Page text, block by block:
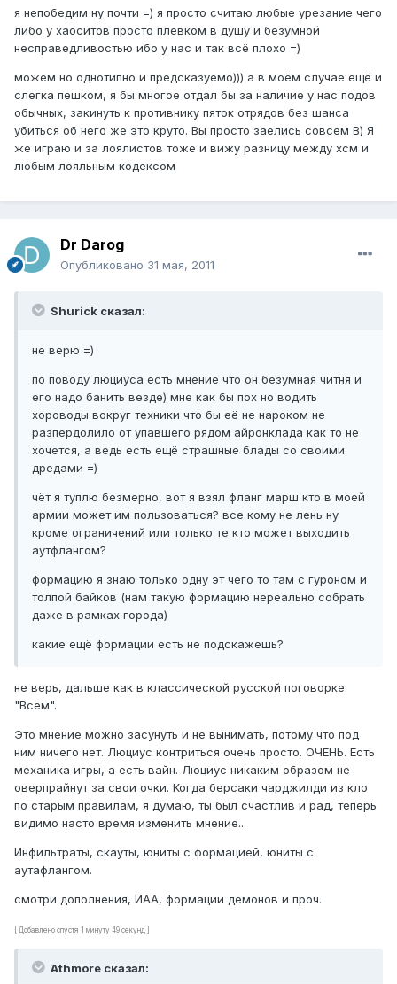
я непобедим ну почти =) я просто считаю любые урезание чего
либо у хаоситов просто плевком в душу и безумной
несправедливостью ибо у нас и так всё плохо =)
можем но однотипно и предсказуемо))) а в моём случае ещё и
слегка пешком, я бы многое отдал бы за наличие у нас подов
обычных, закинуть к противнику пяток отрядов без шанса
убиться об него же это круто. Вы просто заелись совсем В) Я
же играю и за лоялистов тоже и вижу разницу между хсм и
любым лояльным кодексом
Dr Darog
Опубликовано 31 мая, 2011
Shurick сказал:
не верю =)
по поводу люциуса есть мнение что он безумная читня и
его надо банить везде) мне как бы пох но водить
хороводы вокруг техники что бы её не нароком не
разпердолило от упавшего рядом айронклада как то не
хочется, а ведь есть ещё страшные блады со своими
дредами =)
чёт я туплю безмерно, вот я взял фланг марш кто в моей
армии может им пользоваться? все кому не лень ну
кроме ограничений или только те кто может выходить
аутфлангом?
формацию я знаю только одну эт чего то там с гуроном и
толпой байков (нам такую формацию нереально собрать
даже в рамках города)
какие ещё формации есть не подскажешь?
не верь, дальше как в классической русской поговорке:
"Всем".
Это мнение можно засунуть и не вынимать, потому что под
ним ничего нет. Люциус контриться очень просто. ОЧЕНЬ. Есть
механика игры, а есть вайн. Люциус никаким образом не
оверпрайнут за свои очки. Когда берсаки чарджилди из кло
по старым правилам, я думаю, ты был счастлив и рад, теперь
видимо насто время изменить мнение...
Инфильтраты, скауты, юниты с формацией, юниты с
аутaфлангом.
смотри дополнения, ИАА, формации демонов и проч.
[ Добавлено спустя 1 минуту 49 секунд ]
Athmore сказал: